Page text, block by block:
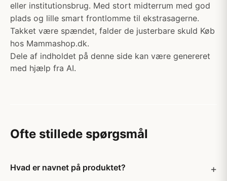
eller institutionsbrug. Med stort midterrum med god
plads og lille smart frontlomme til ekstrasagerne.
Takket være spændet, falder de justerbare skuld Køb
hos Mammashop.dk.
Dele af indholdet på denne side kan være genereret
med hjælp fra AI.
Ofte stillede spørgsmål
Hvad er navnet på produktet?